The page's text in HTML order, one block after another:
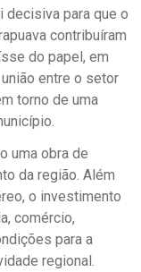
para que o
contribuíram
do papel, em
entre o setor
torno de uma
uma obra de
da região. Além
o investimento
comércio,
para a
regional.